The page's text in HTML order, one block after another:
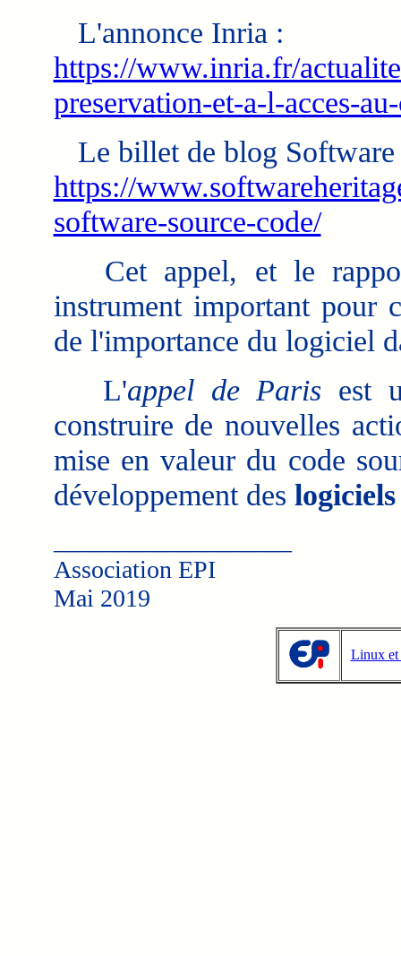
L'annonce Inria :
https://www.inria.fr/
preservation-et-a-l-acces-
Le billet de blog Software
https://
software-source-code/
Cet appel, et le
instrument important pour
de l'importance du logiciel
L'appel de Paris est
construire de nouvelles
mise en valeur du code
développement des
Association EPI
Mai 2019
Linux et